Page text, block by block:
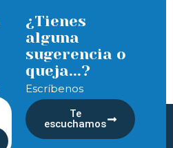
¿Tienes
alguna
sugerencia o
queja...?
Escríbenos
Te
escuchamos